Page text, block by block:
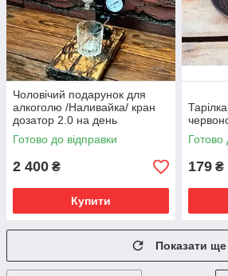
Чоловічий подарунок для
алкоголю /Наливайка/ кран
дозатор 2.0 на день
народження, ювилей,
керівнику татку
Готово до відправки
2 400 ₴
Купити
Готово
179 ₴
Показати ще